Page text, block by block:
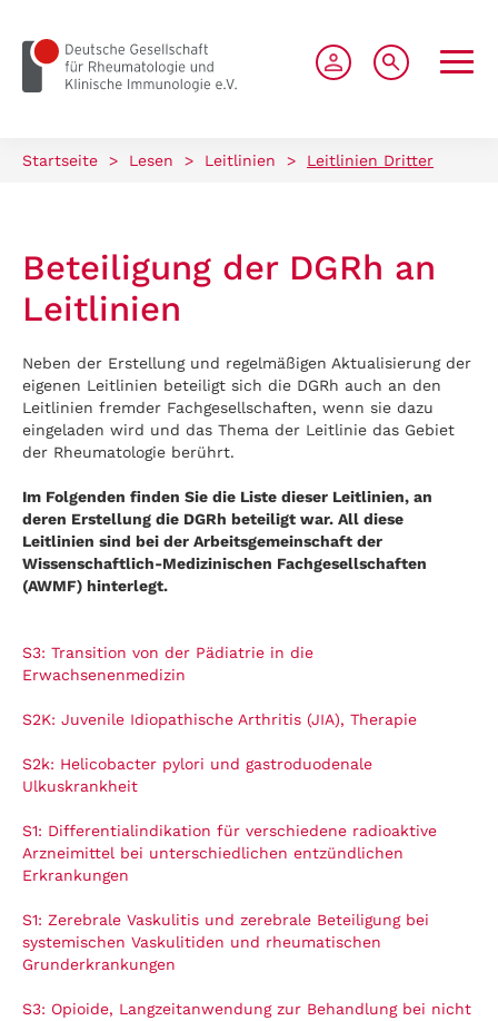
Startseite > Lesen > Leitlinien > Leitlinien Dritter
Beteiligung der DGRh an
Leitlinien
Neben der Erstellung und regelmäßigen Aktualisierung der
eigenen Leitlinien beteiligt sich die DGRh auch an den
Leitlinien fremder Fachgesellschaften, wenn sie dazu
eingeladen wird und das Thema der Leitlinie das Gebiet
der Rheumatologie berührt.
Im Folgenden finden Sie die Liste dieser Leitlinien, an
deren Erstellung die DGRh beteiligt war. All diese
Leitlinien sind bei der Arbeitsgemeinschaft der
Wissenschaftlich-Medizinischen Fachgesellschaften
(AWMF) hinterlegt.
S3: Transition von der Pädiatrie in die
Erwachsenenmedizin
S2K: Juvenile Idiopathische Arthritis (JIA), Therapie
S2k: Helicobacter pylori und gastroduodenale
Ulkuskrankheit
S1: Differentialindikation für verschiedene radioaktive
Arzneimittel bei unterschiedlichen entzündlichen
Erkrankungen
S1: Zerebrale Vaskulitis und zerebrale Beteiligung bei
systemischen Vaskulitiden und rheumatischen
Grunderkrankungen
S3: Opioide, Langzeitanwendung zur Behandlung bei nicht